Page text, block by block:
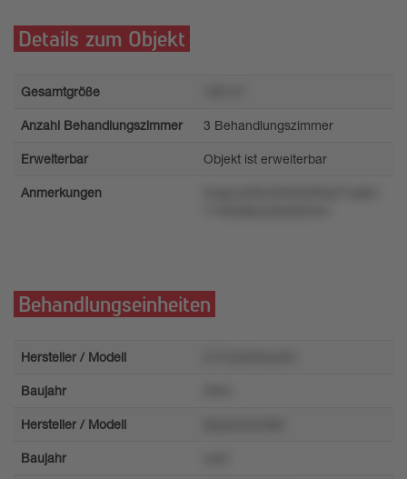
Details zum Objekt
Gesamtgröße
Anzahl Behandlungszimmer 3 Behandlungszimmer
Erweiterbar Objekt ist erweiterbar
Anmerkungen
Behandlungseinheiten
Hersteller / Modell
Baujahr
Hersteller / Modell
Baujahr